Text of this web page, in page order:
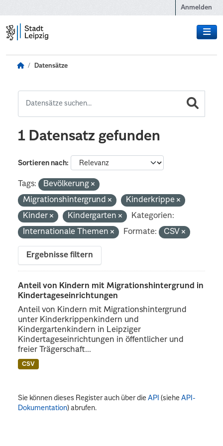
Anmelden
Datensätze
1 Datensatz gefunden
Sortieren nach
Tags:
Bevölkerung
Migrationshintergrund
Kinderkrippe
Kinder
Kindergarten
Kategorien:
Internationale Themen
Formate: CSV
Ergebnisse filtern
Anteil von Kindern mit Migrationshintergrund in
Kindertageseinrichtungen
Anteil von Kindern mit Migrationshintergrund
unter Kinderkrippenkindern und
Kindergartenkindern in Leipziger
Kindertageseinrichtungen in öffentlicher und
freier Trägerschaft...
CSV
Sie können dieses Register auch über dieAPI (sieheAPI-
Dokumentation) abrufen.